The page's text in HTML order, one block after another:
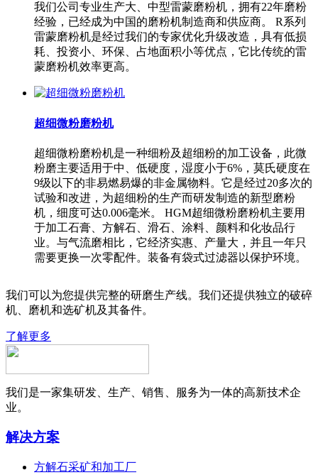
我们公司专业生产大、中型雷蒙磨粉机，拥有22年磨粉
经验，已经成为中国的磨粉机制造商和供应商。 R系列
雷蒙磨粉机是经过我们的专家优化升级改造，具有低损
耗、投资小、环保、占地面积小等优点，它比传统的雷
蒙磨粉机效率更高。
超细微粉磨粉机
超细微粉磨粉机是一种细粉及超细粉的加工设备，此微
粉磨主要适用于中、低硬度，湿度小于6%，莫氏硬度在
9级以下的非易燃易爆的非金属物料。它是经过20多次的
试验和改进，为超细粉的生产而研发制造的新型磨粉
机，细度可达0.006毫米。 HGM超细微粉磨粉机主要用
于加工石膏、方解石、滑石、涂料、颜料和化妆品行
业。与气流磨相比，它经济实惠、产量大，并且一年只
需要更换一次零配件。装备有袋式过滤器以保护环境。
我们可以为您提供完整的研磨生产线。我们还提供独立的破碎
机、磨机和选矿机及其备件。
了解更多
我们是一家集研发、生产、销售、服务为一体的高新技术企
业。
解决方案
方解石采矿和加工厂